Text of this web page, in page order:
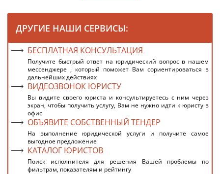
ДРУГИЕ НАШИ СЕРВИСЫ:
БЕСПЛАТНАЯ КОНСУЛЬТАЦИЯ
Получите быстрый ответ на юридический вопрос в нашем
мессенджере , который поможет Вам сориентироваться в
дальнейших действиях
ВИДЕОЗВОНОК ЮРИСТУ
Вы видите своего юриста и консультируетесь с ним через
экран, чтобы получить услугу, Вам не нужно идти к юристу в
офис
ОБЪЯВИТЕ СОБСТВЕННЫЙ ТЕНДЕР
На выполнение юридической услуги и получите самое
выгодное предложение
КАТАЛОГ ЮРИСТОВ
Поиск исполнителя для решения Вашей проблемы по
фильтрам, показателям и рейтингу